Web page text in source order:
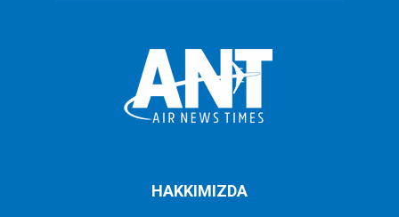
HAKKIMIZDA